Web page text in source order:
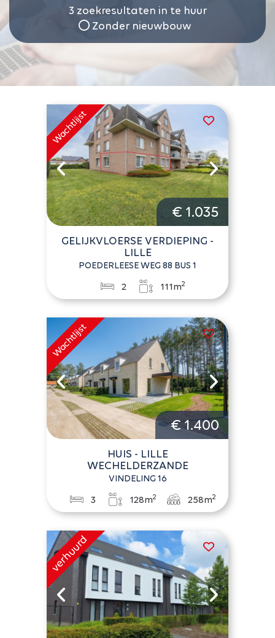
3 zoekresultaten in te huur
Zonder nieuwbouw
€ 1.035
GELIJKVLOERSE VERDIEPING -
LILLE
POEDERLEESE WEG 88 BUS 1
2 111m2
€ 1.400
HUIS - LILLE
WECHELDERZANDE
VINDELING 16
3 128m2 258m2